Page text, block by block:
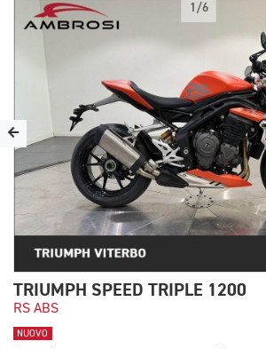
1/6
TRIUMPH SPEED TRIPLE 1200
RS ABS
NUOVO